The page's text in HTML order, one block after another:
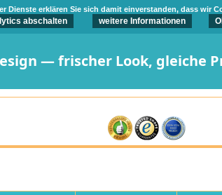
erklären Sie sich damit einverstanden, dass wir
abschalten weitere Informationen
— frischer Look, gleiche